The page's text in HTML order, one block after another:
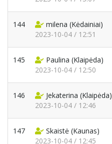
144 milena (Kėdainiai)
2023-10-04 / 12:51
145 Paulina (Klaipėda)
2023-10-04 / 12:50
146 Jekaterina (Klaipėda)
2023-10-04 / 12:46
147 Skaistė (Kaunas)
2023-10-04 / 12:45